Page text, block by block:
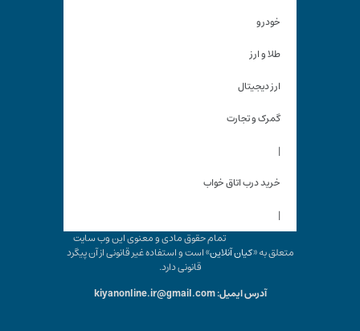
خودرو
طلا و ارز
ارز دیجیتال
گمرک و تجارت
|
خرید درب اتاق خواب
|
تمام حقوق مادی و معنوی این وب سایت
متعلق به «کیان آنلاین» است و استفاده غیر قانونی از آن پیگرد
قانونی دارد.
آدرس ایمیل: kiyanonline.ir@gmail.com